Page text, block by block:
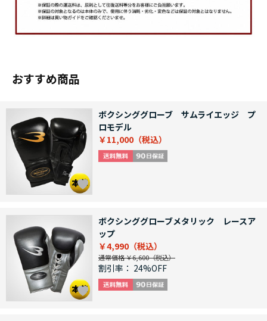
おすすめ商品
ボクシンググローブ サムライエッジ プ
ロモデル
￥11,000
ボクシンググローブメタリック レースア
ップ
￥4,990
通常価格 ￥6,600
割引率： 24%OFF